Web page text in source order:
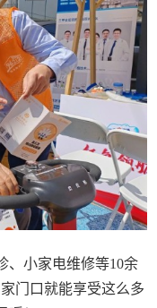
、小家电维修等10余
门口就能享受这么多